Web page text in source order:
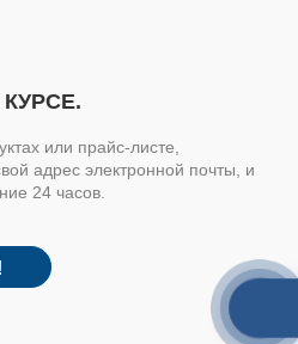
или прайс-листе,
адрес электронной почты, и
24 часов.